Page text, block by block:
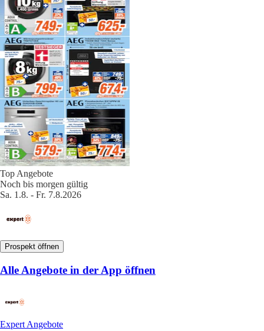
Top Angebote
Noch bis morgen gültig
Sa. 1.8. - Fr. 7.8.2026
Prospekt öffnen
Alle Angebote in der App öffnen
Expert Angebote